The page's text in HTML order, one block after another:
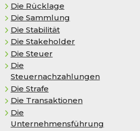
Die Rück­la­ge
Die Sammlung
Die Stabilität
Die Stakeholder
Die Steuer
Die
Steuernachzahlungen
Die Strafe
Die Transaktionen
Die
Unternehmensführung